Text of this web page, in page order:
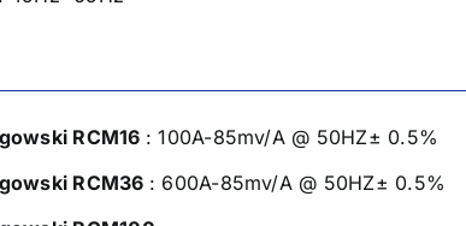
RCM16 : 100A-85mv/A @ 50HZ± 0.5%
RCM36 : 600A-85mv/A @ 50HZ± 0.5%